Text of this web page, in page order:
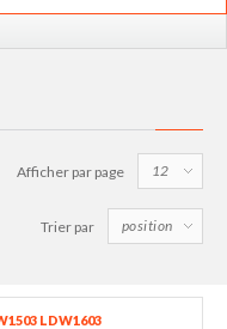
Afficher par page
Trier par
LDW1603